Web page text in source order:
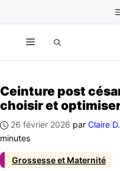
Menu
Grossesse et Maternité
Ceinture post
choisir et
26 février 2026 par Claire D.
minutes